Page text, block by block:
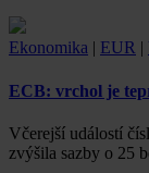
Ekonomika | EUR |
ECB: vrchol je
Včerejší událostí
zvýšila sazby o 25